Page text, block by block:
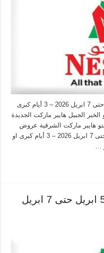
عروض نستو الخبر الجبيل اليوم 5 ابريل حتى 7 ابريل 2026 – 3 أيام كبرى
الجبيل هايبر ماركت الجديدة
هايبر ماركت الشرقية عروض
نستو اليوم الشرقية سارية من 5 ابريل حتى 7 ابريل 2026 – 3 أيام كبرى او
…
عروض نستو الدمام اليوم 5 ابريل حتى 7 ابريل